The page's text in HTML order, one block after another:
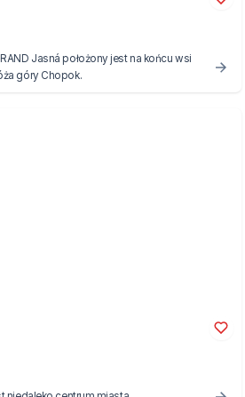
Jasná położony jest na końcu wsi
góry Chopok.